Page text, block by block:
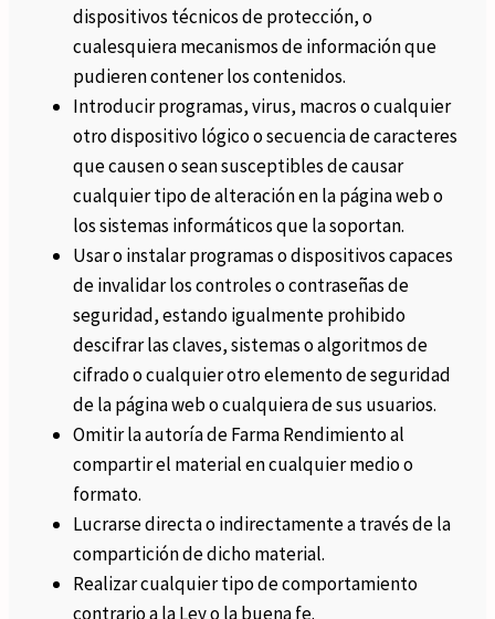
dispositivos técnicos de protección, o
cualesquiera mecanismos de información que
pudieren contener los contenidos.
Introducir programas, virus, macros o cualquier
otro dispositivo lógico o secuencia de caracteres
que causen o sean susceptibles de causar
cualquier tipo de alteración en la página web o
los sistemas informáticos que la soportan.
Usar o instalar programas o dispositivos capaces
de invalidar los controles o contraseñas de
seguridad, estando igualmente prohibido
descifrar las claves, sistemas o algoritmos de
cifrado o cualquier otro elemento de seguridad
de la página web o cualquiera de sus usuarios.
Omitir la autoría de Farma Rendimiento al
compartir el material en cualquier medio o
formato.
Lucrarse directa o indirectamente a través de la
compartición de dicho material.
Realizar cualquier tipo de comportamiento
contrario a la Ley o la buena fe.